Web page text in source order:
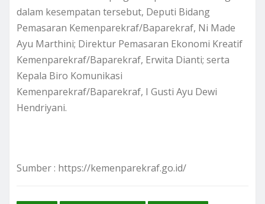
dalam kesempatan tersebut, Deputi Bidang
Pemasaran Kemenparekraf/Baparekraf, Ni Made
Ayu Marthini; Direktur Pemasaran Ekonomi Kreatif
Kemenparekraf/Baparekraf, Erwita Dianti; serta
Kepala Biro Komunikasi
Kemenparekraf/Baparekraf, I Gusti Ayu Dewi
Hendriyani.
Sumber : https://kemenparekraf.go.id/